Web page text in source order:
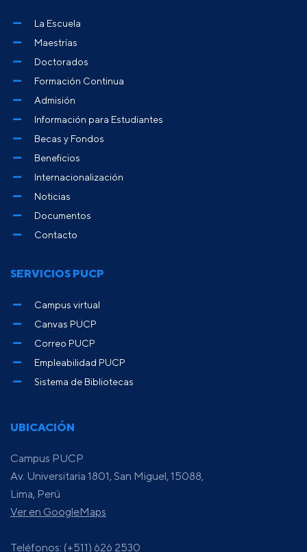
UBICACIÓN
Campus PUCP
Av. Universitaria 1801, San Miguel, 15088,
Lima, Perú
Ver en GoogleMaps
Teléfonos: (+511) 626 2530
La Escuela
Maestrías
Doctorados
Formación Continua
Admisión
Información para Estudiantes
Becas y Fondos
Beneficios
Internacionalización
Noticias
Documentos
Contacto
SERVICIOS PUCP
Campus virtual
Canvas PUCP
Correo PUCP
Empleabilidad PUCP
Sistema de Bibliotecas